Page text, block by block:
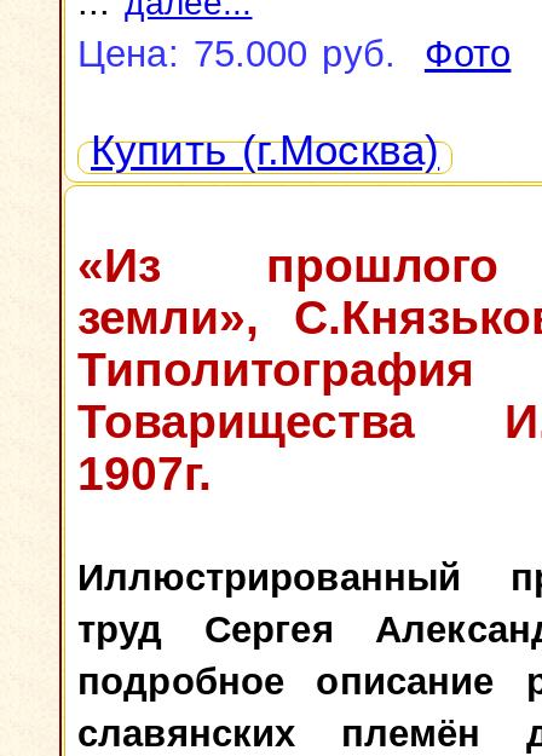
Цена: 75.000 руб. Фото
Купить (г.Москва)
«Из прошлого
земли»,
Типолитография
Товарищества
1907г.
Иллюстрированный
труд Сергея
подробное описание
славянских племён